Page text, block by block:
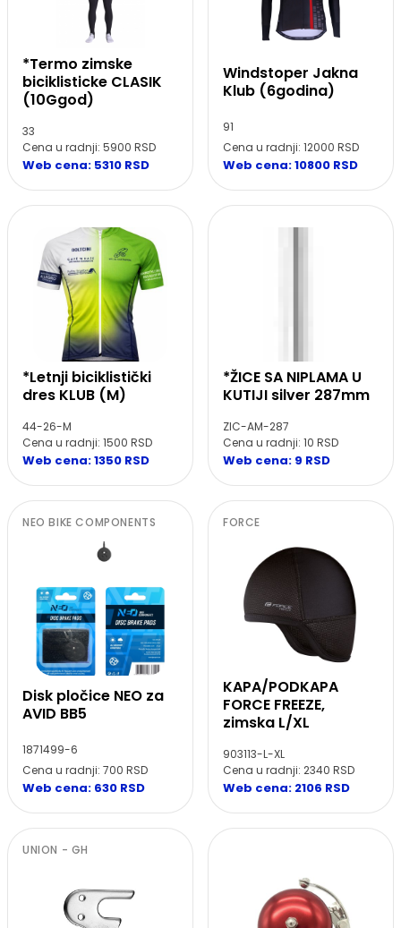
*Termo zimske
biciklisticke CLASIK
(10Ggod)
33
Cena u radnji: 5900 RSD
Web cena: 5310 RSD
Windstoper Jakna
Klub (6godina)
91
Cena u radnji: 12000 RSD
Web cena: 10800 RSD
*Letnji biciklistički
dres KLUB (M)
44-26-M
Cena u radnji: 1500 RSD
Web cena: 1350 RSD
*ŽICE SA NIPLAMA U
KUTIJI silver 287mm
ZIC-AM-287
Cena u radnji: 10 RSD
Web cena: 9 RSD
NEO BIKE COMPONENTS
Disk pločice NEO za
AVID BB5
1871499-6
Cena u radnji: 700 RSD
Web cena: 630 RSD
FORCE
KAPA/PODKAPA
FORCE FREEZE,
zimska L/XL
903113-L-XL
Cena u radnji: 2340 RSD
Web cena: 2106 RSD
UNION - GH